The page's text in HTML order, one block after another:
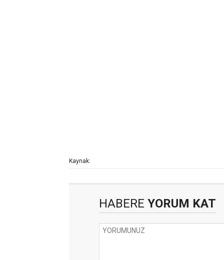
Kaynak:
HABERE YORUM KAT